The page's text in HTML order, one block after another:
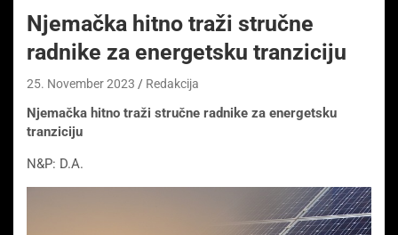
Njemačka hitno traži stručne
radnike za energetsku tranziciju
25. November 2023 Redakcija
Njemačka hitno traži stručne radnike za energetsku
tranziciju
N&P: D.A.